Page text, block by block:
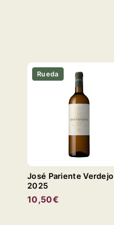
Rueda
José Pariente Verdejo
2025
10,50€